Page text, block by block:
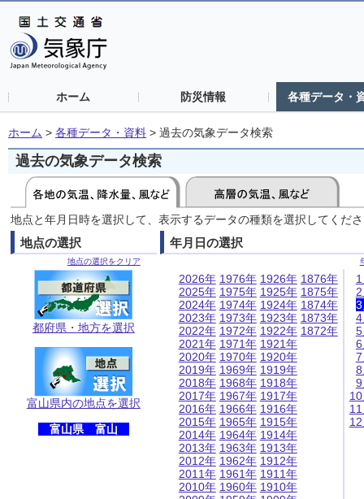
ホーム 防災情報 各種データ・
ホーム > 各種データ・資料 > 過去の気象データ検索
過去の気象データ検索
地点と年月日時を選択して、表示するデータの種類を選択してくだ
地点の選択
地点の選択をクリア
都府県・地方を選択
富山県内の地点を選択
富山県 富山
年月日の選択
2026年
2025年
2024年
2023年
2022年
2021年
2020年
2019年
2018年
2017年
2016年
2015年
2014年
2013年
2012年
2011年
2010年
1976年
1975年
1974年
1973年
1972年
1971年
1970年
1969年
1968年
1967年
1966年
1965年
1964年
1963年
1962年
1961年
1960年
1926年
1925年
1924年
1923年
1922年
1921年
1920年
1919年
1918年
1917年
1916年
1915年
1914年
1913年
1912年
1911年
1910年
1876年
1875年
1874年
1873年
1872年